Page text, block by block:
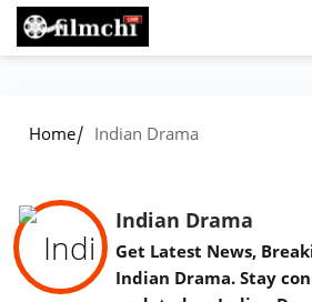
Home/ Indian Drama
Indian Drama
Get Latest News,
Indian Drama. Stay